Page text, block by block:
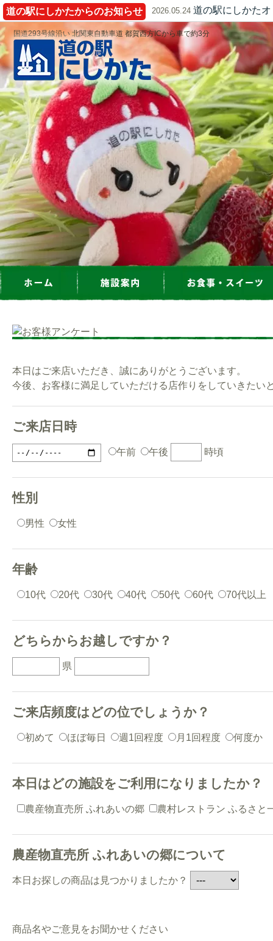
道の駅にしかたからのお知らせ 2026.05.24 道の駅にしかた
国道293号線沿い 北関東自動車道 都賀西方ICから車で約3分
本日はご来店いただき、誠にありがとうございます。
今後、お客様に満足していただける店作りをしていきた
ご来店日時
午前 午後 時頃
性別
男性 女性
年齢
10代 20代 30代 40代 50代 60代 70代以上
どちらからお越しですか？
県
ご来店頻度はどの位でしょうか？
初めて ほぼ毎日 週1回程度 月1回程度 何度か
本日はどの施設をご利用になりましたか？
農産物直売所 ふれあいの郷 農村レストラン ふるさと
農産物直売所 ふれあいの郷について
本日お探しの商品は見つかりましたか？
商品名やご意見をお聞かせください